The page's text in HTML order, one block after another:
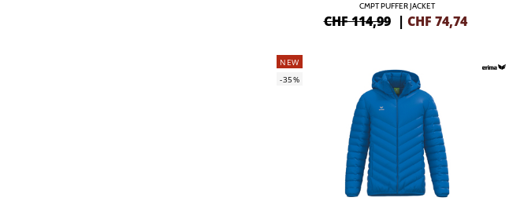
CMPT PUFFER JACKET
CHF 114,99 | CHF 74,74
NEW
-35%